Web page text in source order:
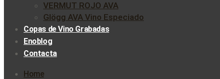
VERMUT ROJO AVA
Glögg AVA Vino Especiado
Copas de Vino Grabadas
Enoblog
Contacta
Home